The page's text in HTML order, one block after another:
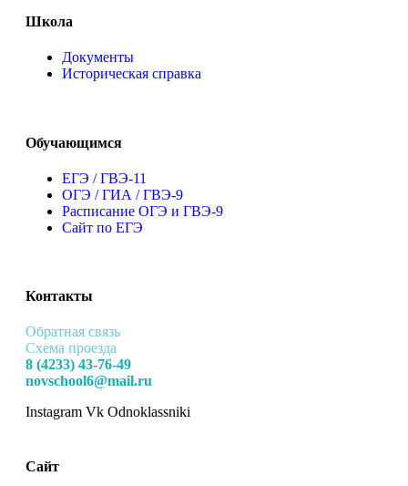
Школа
Документы
Историческая справка
Обучающимся
ЕГЭ / ГВЭ-11
ОГЭ / ГИА / ГВЭ-9
Расписание ОГЭ и ГВЭ-9
Сайт по ЕГЭ
Контакты
Обратная связь
Схема проезда
8 (4233) 43-76-49
novschool6@mail.ru
Instagram Vk Odnoklassniki
Сайт